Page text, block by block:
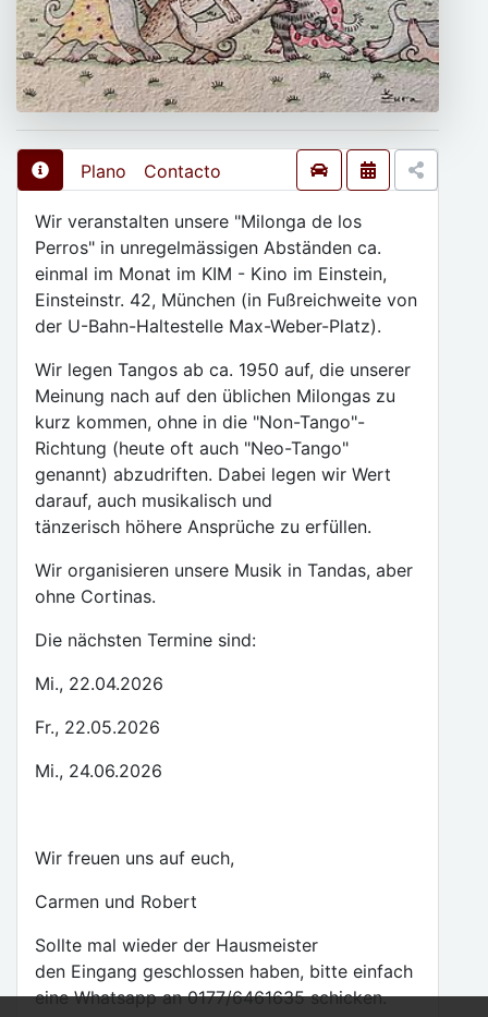
Plano Contacto
Wir veranstalten unsere "Milonga de los
Perros" in unregelmässigen Abständen ca.
einmal im Monat im KIM - Kino im Einstein,
Einsteinstr. 42, München (in Fußreichweite von
der U-Bahn-Haltestelle Max-Weber-Platz).
Wir legen Tangos ab ca. 1950 auf, die unserer
Meinung nach auf den üblichen Milongas zu
kurz kommen, ohne in die "Non-Tango"-
Richtung (heute oft auch "Neo-Tango"
genannt) abzudriften. Dabei legen wir Wert
darauf, auch musikalisch und
tänzerisch höhere Ansprüche zu erfüllen.
Wir organisieren unsere Musik in Tandas, aber
ohne Cortinas.
Die nächsten Termine sind:
Mi., 22.04.2026
Fr., 22.05.2026
Mi., 24.06.2026
Wir freuen uns auf euch,
Carmen und Robert
Sollte mal wieder der Hausmeister
den Eingang geschlossen haben, bitte einfach
eine Whatsapp an 0177/6461635 schicken.